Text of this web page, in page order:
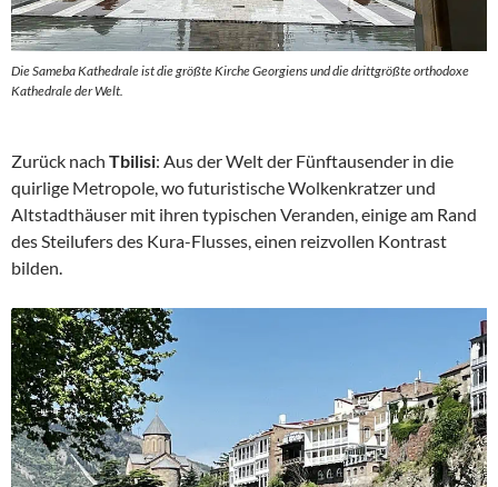
Die Sameba Kathedrale ist die größte Kirche Georgiens und die drittgrößte orthodoxe
Kathedrale der Welt.
Zurück nach Tbilisi: Aus der Welt der Fünftausender in die
quirlige Metropole, wo futuristische Wolkenkratzer und
Altstadthäuser mit ihren typischen Veranden, einige am Rand
des Steilufers des Kura-Flusses, einen reizvollen Kontrast
bilden.